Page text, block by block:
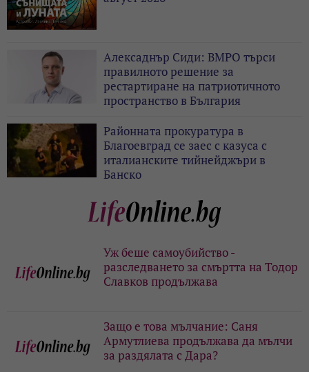
Алексаднър Сиди: ВМРО търси
правилното решение за
рестартиране на патриотичното
пространство в България
Районната прокуратура в
Благоевград се заес с казуса с
италианските тийнейджъри в
Банско
Уж беше самоубийство -
разследването за смъртта на Тодор
Славков продължава
Защо е това мълчание: Саня
Армутлиева продължава да мълчи
за раздялата с Дара?